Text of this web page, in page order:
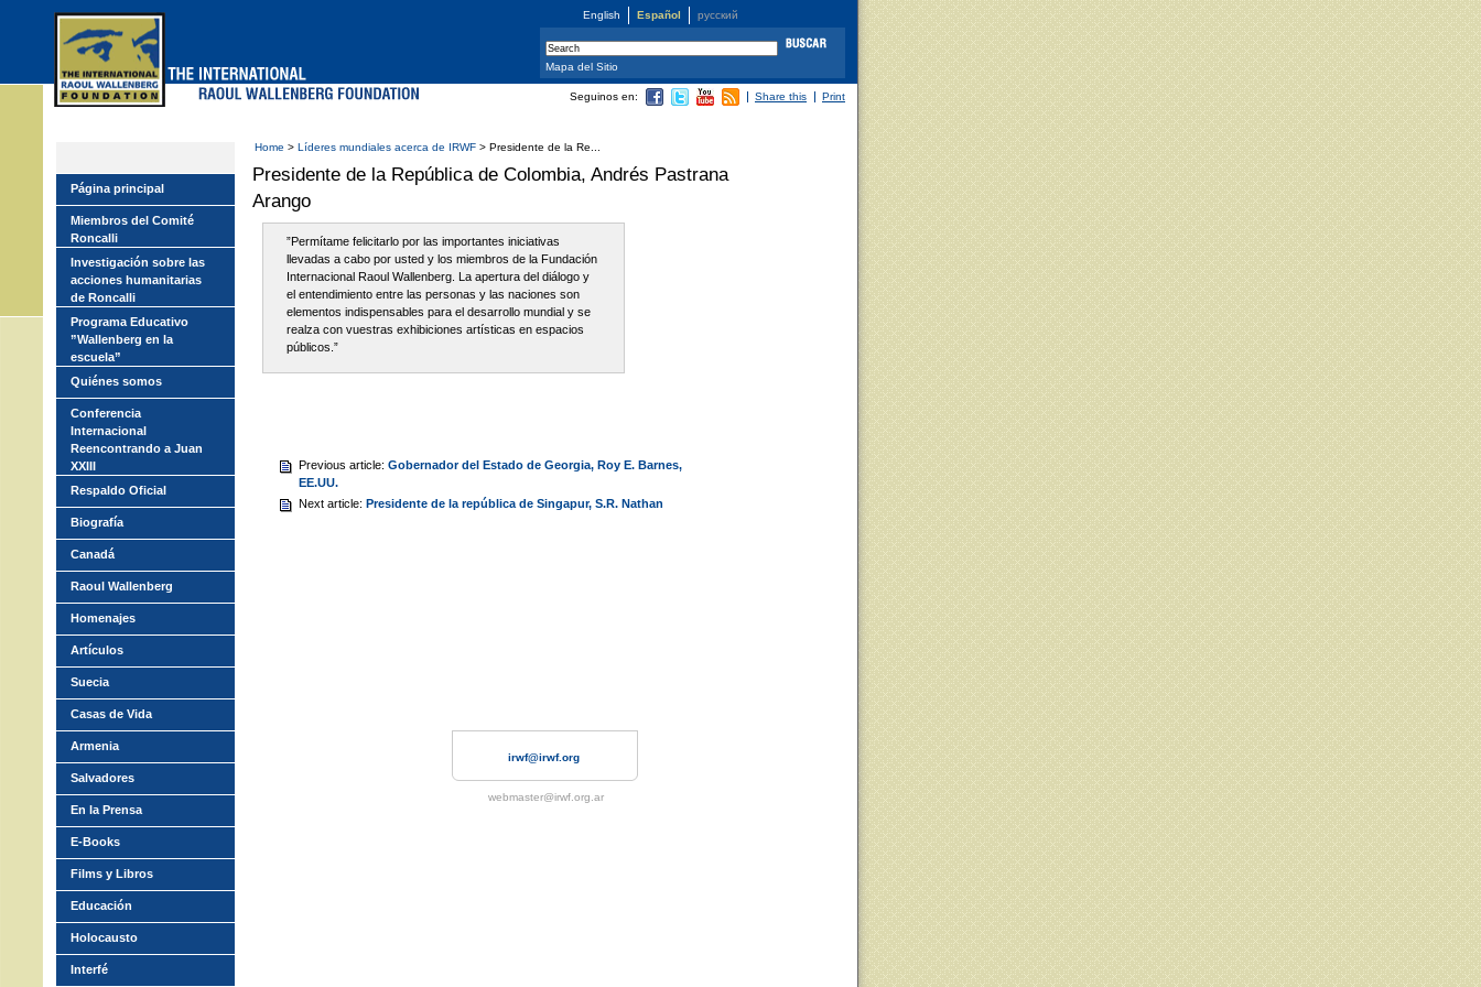
English Español русский
Home > Líderes mundiales acerca de IRWF > Presidente de la Re...
Presidente de la República de Colombia, Andrés Pastrana
Arango
”Permítame felicitarlo por las importantes iniciativas
llevadas a cabo por usted y los miembros de la Fundación
Internacional Raoul Wallenberg. La apertura del diálogo y
el entendimiento entre las personas y las naciones son
elementos indispensables para el desarrollo mundial y se
realza con vuestras exhibiciones artísticas en espacios
públicos.”
Previous article: Gobernador del Estado de Georgia, Roy E. Barnes,
EE.UU.
Next article: Presidente de la república de Singapur, S.R. Nathan
Seguinos en: Share this Print
Página principal
Miembros del Comité
Roncalli
Investigación sobre las
acciones humanitarias
de Roncalli
Programa Educativo
”Wallenberg en la
escuela”
Quiénes somos
Conferencia
Internacional
Reencontrando a Juan
XXIII
Respaldo Oficial
Biografía
Canadá
Raoul Wallenberg
Homenajes
Artículos
Suecia
Casas de Vida
Armenia
Salvadores
En la Prensa
E-Books
Films y Libros
Educación
Holocausto
Interfé
Mapa del Sitio
irwf@irwf.org
webmaster@irwf.org.ar